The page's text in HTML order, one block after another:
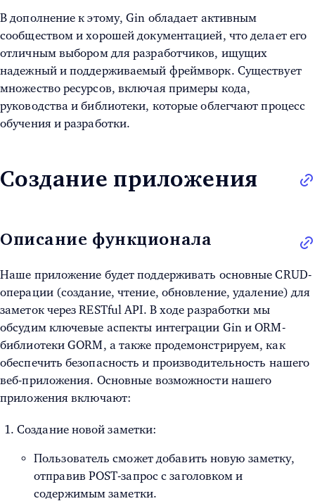
В дополнение к этому, Gin обладает активным
сообществом и хорошей документацией, что делает его
отличным выбором для разработчиков, ищущих
надежный и поддерживаемый фреймворк. Существует
множество ресурсов, включая примеры кода,
руководства и библиотеки, которые облегчают процесс
обучения и разработки.
Создание приложения
Описание функционала
Наше приложение будет поддерживать основные CRUD-
операции (создание, чтение, обновление, удаление) для
заметок через RESTful API. В ходе разработки мы
обсудим ключевые аспекты интеграции Gin и ORM-
библиотеки GORM, а также продемонстрируем, как
обеспечить безопасность и производительность нашего
веб-приложения. Основные возможности нашего
приложения включают:
Создание новой заметки:
Пользователь сможет добавить новую заметку,
отправив POST-запрос с заголовком и
содержимым заметки.